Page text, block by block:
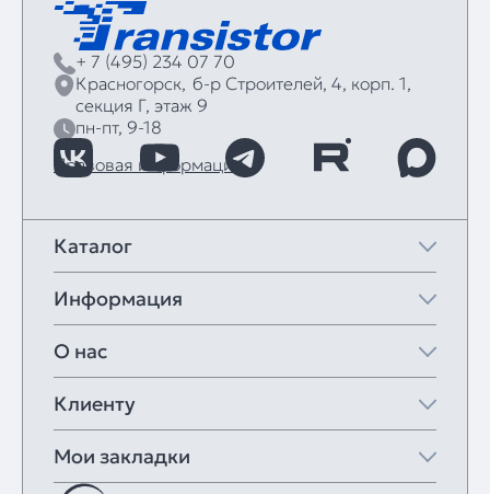
+ 7 (495) 234 07 70
Красногорск, б‑р Строителей, 4, корп. 1,
секция Г, этаж 9
пн-пт, 9-18
Правовая информация
Каталог
Информация
О нас
Клиенту
Мои закладки